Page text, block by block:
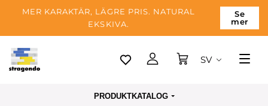
MER KARAKTÄR, LÄGRE PRIS. NATURAL
EKSKIVA.
Se
mer
Tallinn
SV
PRODUKTKATALOG